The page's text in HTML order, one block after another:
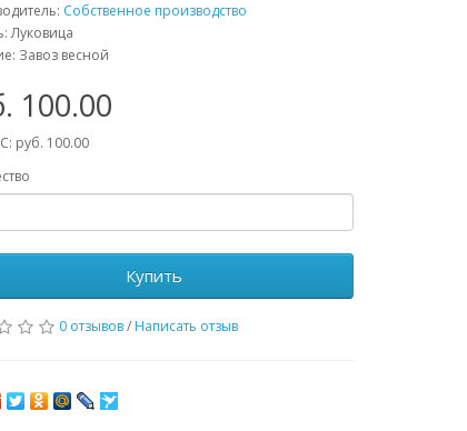
Собственное производство
Луковица
Завоз весной
100.00
руб. 100.00
Купить
0 отзывов/ Написать отзыв